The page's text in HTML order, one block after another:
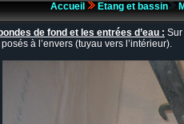
Accueil Etang et bassin
de fond et les entrées d’eau :
à l’envers (tuyau vers l’intérieur).